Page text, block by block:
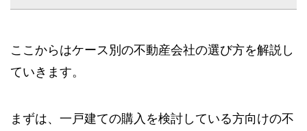
ここからはケース別の不動産会社の選び方を解説し
ていきます。
まずは、一戸建ての購入を検討している方向けの不